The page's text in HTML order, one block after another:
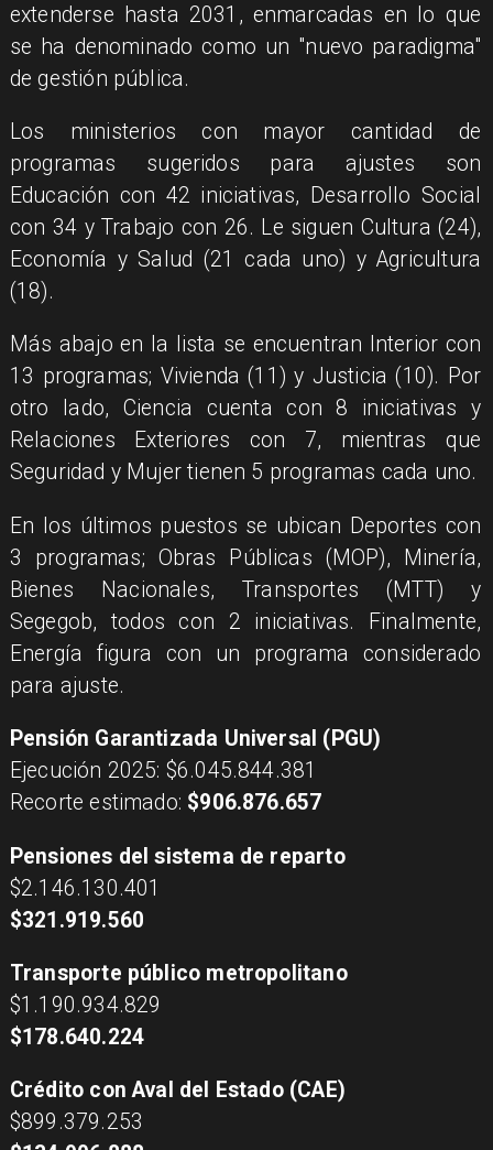
extenderse hasta 2031, enmarcadas en lo que
se ha denominado como un "nuevo paradigma"
de gestión pública.
Los ministerios con mayor cantidad de
programas sugeridos para ajustes son
Educación con 42 iniciativas, Desarrollo Social
con 34 y Trabajo con 26. Le siguen Cultura (24),
Economía y Salud (21 cada uno) y Agricultura
(18).
Más abajo en la lista se encuentran Interior con
13 programas; Vivienda (11) y Justicia (10). Por
otro lado, Ciencia cuenta con 8 iniciativas y
Relaciones Exteriores con 7, mientras que
Seguridad y Mujer tienen 5 programas cada uno.
En los últimos puestos se ubican Deportes con
3 programas; Obras Públicas (MOP), Minería,
Bienes Nacionales, Transportes (MTT) y
Segegob, todos con 2 iniciativas. Finalmente,
Energía figura con un programa considerado
para ajuste.
Pensión Garantizada Universal (PGU)
Ejecución 2025: $6.045.844.381
Recorte estimado: $906.876.657
Pensiones del sistema de reparto
$2.146.130.401
$321.919.560
Transporte público metropolitano
$1.190.934.829
$178.640.224
Crédito con Aval del Estado (CAE)
$899.379.253